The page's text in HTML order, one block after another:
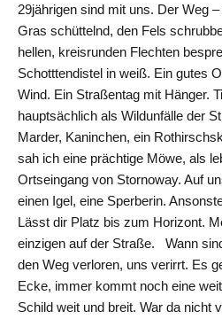
29jährigen sind mit uns. Der Weg
Gras schüttelnd, den Fels
hellen, kreisrunden Flechten
Schotttendistel in weiß. Ein gutes
Wind. Ein Straßentag mit Hänger.
hauptsächlich als Wildunfälle der
Marder, Kaninchen, ein
sah ich eine prächtige Möwe, als
Ortseingang von Stornoway. Auf
einen Igel, eine Sperberin.
Lässt dir Platz bis zum Horizont.
einzigen auf der Straße. Wann
den Weg verloren, uns verirrt. Es
Ecke, immer kommt noch eine
Schild weit und breit. War da nicht